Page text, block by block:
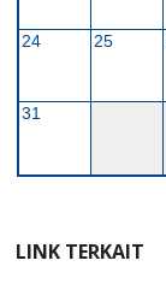
24 25
31
LINK TERKAIT